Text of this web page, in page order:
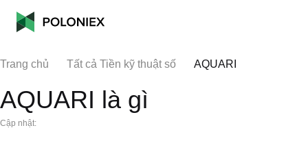
Trang chủ Tất cả Tiền kỹ thuật số AQUARI
AQUARI là gì
Cập nhật: